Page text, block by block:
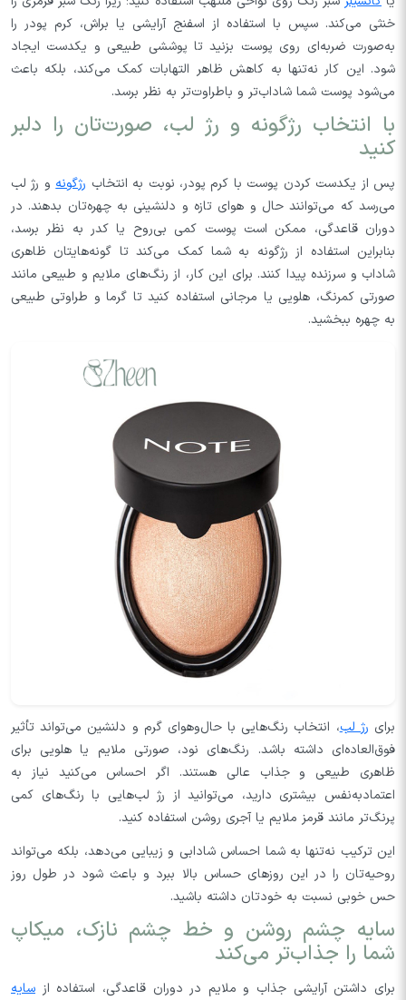
خنثی می‌کند. سپس با استفاده از اسفنج آرایشی یا براش، کرم پودر را
به‌صورت ضربه‌ای روی پوست بزنید تا پوششی طبیعی و یکدست ایجاد
شود. این کار نه‌تنها به کاهش ظاهر التهابات کمک می‌کند، بلکه باعث
می‌شود پوست شما شاداب‌تر و باطراوت‌تر به نظر برسد.
با انتخاب رژگونه و رژ لب، صورت‌تان را دلبر
کنید
پس از یکدست کردن پوست با کرم پودر، نوبت به انتخاب رژگونهو رژ لب
می‌رسد که می‌توانند حال و هوای تازه و دلنشینی به چهره‌تان بدهند. در
دوران قاعدگی، ممکن است پوست کمی بی‌روح یا کدر به نظر برسد،
بنابراین استفاده از رژگونه به شما کمک می‌کند تا گونه‌هایتان ظاهری
شاداب و سرزنده پیدا کنند. برای این کار، از رنگ‌های ملایم و طبیعی مانند
صورتی کمرنگ، هلویی یا مرجانی استفاده کنید تا گرما و طراوتی طبیعی
به چهره ببخشید.
برای رژ لب، انتخاب رنگ‌هایی با حال‌وهوای گرم و دلنشین می‌تواند تأثیر
فوق‌العاده‌ای داشته باشد. رنگ‌های نود، صورتی ملایم یا هلویی برای
ظاهری طبیعی و جذاب عالی هستند. اگر احساس می‌کنید نیاز به
اعتماد‌به‌نفس بیشتری دارید، می‌توانید از رژ لب‌هایی با رنگ‌های کمی
پرنگ‌تر مانند قرمز ملایم یا آجری روشن استفاده کنید.
این ترکیب نه‌تنها به شما احساس شادابی و زیبایی می‌دهد، بلکه می‌تواند
روحیه‌تان را در این روزهای حساس بالا ببرد و باعث شود در طول روز
حس خوبی نسبت به خودتان داشته باشید.
سایه چشم روشن و خط چشم نازک، میکاپ
شما را جذاب‌تر می‌کند
برای داشتن آرایشی جذاب و ملایم در دوران قاعدگی، استفاده از سایه